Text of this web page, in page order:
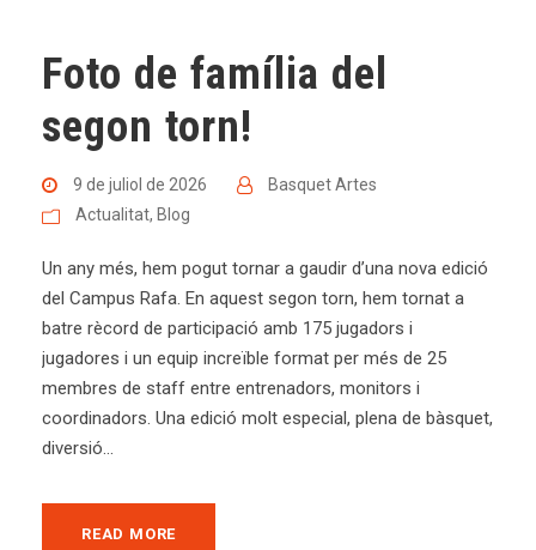
Foto de família del
segon torn!
9 de juliol de 2026
Basquet Artes
Actualitat, Blog
Un any més, hem pogut tornar a gaudir d’una nova edició
del Campus Rafa. En aquest segon torn, hem tornat a
batre rècord de participació amb 175 jugadors i
jugadores i un equip increïble format per més de 25
membres de staff entre entrenadors, monitors i
coordinadors. Una edició molt especial, plena de bàsquet,
diversió...
READ MORE